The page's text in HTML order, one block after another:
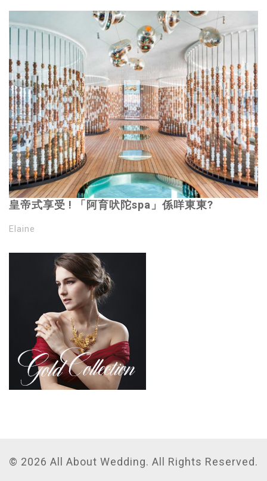
皇帝式享受 ! 「阿育吠陀spa」係咩東東?
Elaine
© 2026 All About Wedding. All Rights Reserved.